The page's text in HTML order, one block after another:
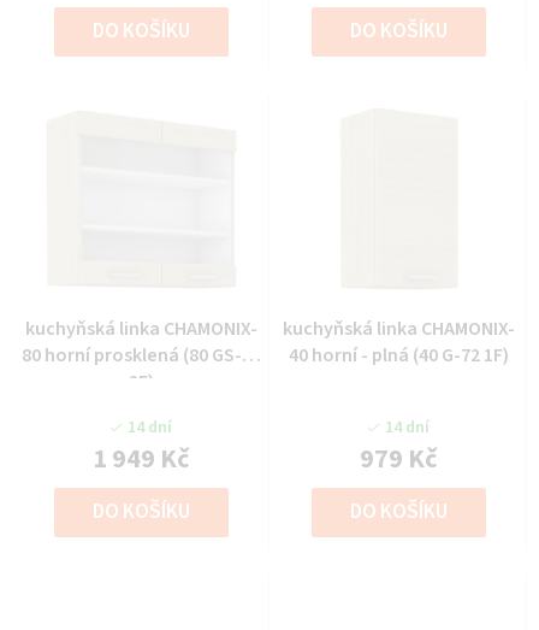
DO KOŠÍKU DO KOŠÍKU
kuchyňská linka CHAMONIX-
80 horní prosklená (80 GS-72
2F)
14 dní
1 949 Kč
DO KOŠÍKU
kuchyňská linka CHAMONIX-
40 horní - plná (40 G-72 1F)
14 dní
979 Kč
DO KOŠÍKU